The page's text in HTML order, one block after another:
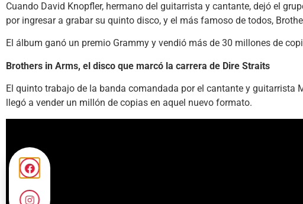
Cuando David Knopfler, hermano del guitarrista y cantante, dejó el
por ingresar a grabar su quinto disco, y el más famoso de todos,
El álbum ganó un premio Grammy y vendió más de 30 millones de
Brothers in Arms, el disco que marcó la carrera de Dire Straits
El quinto trabajo de la banda comandada por el cantante y guitarrista
llegó a vender un millón de copias en aquel nuevo formato.